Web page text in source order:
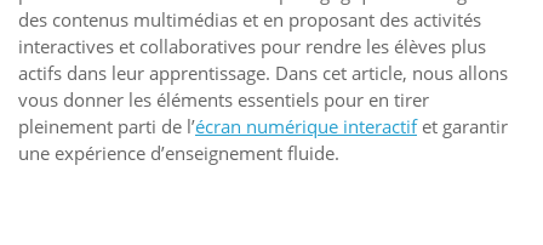
des contenus multimédias et en proposant des activités
interactives et collaboratives pour rendre les élèves plus
actifs dans leur apprentissage. Dans cet article, nous allons
vous donner les éléments essentiels pour en tirer
pleinement parti de l’écran numérique interactifet garantir
une expérience d’enseignement fluide.